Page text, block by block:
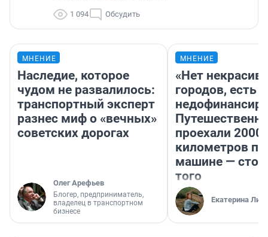
1 094 Обсудить
МНЕНИЕ
Наследие, которое
чудом не развалилось:
транспортный эксперт
разнес миф о «вечных»
советских дорогах
Олег Арефьев
Блогер, предприниматель,
владелец в транспортном
бизнесе
МНЕНИЕ
«Нет
городов, есть
проехали 2000
километров по
машине —
того
Екатерина